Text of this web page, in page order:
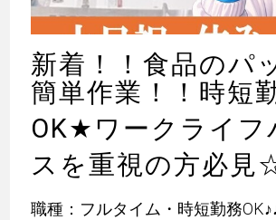
新着！！食品のパ
簡単作業！！時短
OK★ ワークライフ
スを重視の方必見
職種：フルタイム・時短勤務OK♪